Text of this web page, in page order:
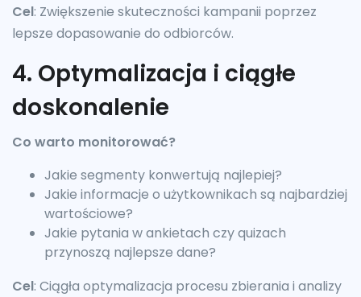
Cel: Zwiększenie skuteczności kampanii poprzez
lepsze dopasowanie do odbiorców.
4. Optymalizacja i ciągłe
doskonalenie
Co warto monitorować?
Jakie segmenty konwertują najlepiej?
Jakie informacje o użytkownikach są najbardziej
wartościowe?
Jakie pytania w ankietach czy quizach
przynoszą najlepsze dane?
Cel: Ciągła optymalizacja procesu zbierania i analizy